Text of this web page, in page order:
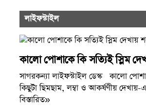
লাইফস্টাইল
কালো পোশাকে কি সত্যিই স্লিম
সাগরকন্যা লাইফস্টাইল ডেস্ক কালো
কিছুটা ছিমছাম, লম্বা ও আকর্ষণীয়
বিস্তারিত»